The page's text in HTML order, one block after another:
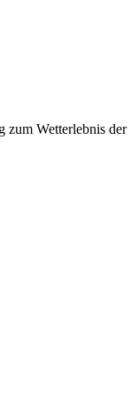
zum Wetterlebnis der